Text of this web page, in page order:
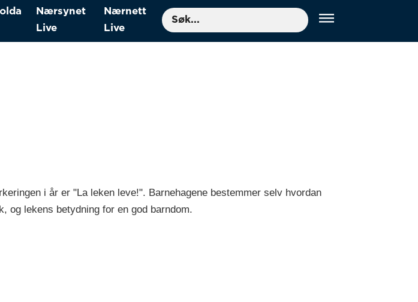
Nærsynet
Live
Nærnett
Live
Søk
i år er "La leken leve!". Barnehagene bestemmer selv hvordan
og lekens betydning for en god barndom.